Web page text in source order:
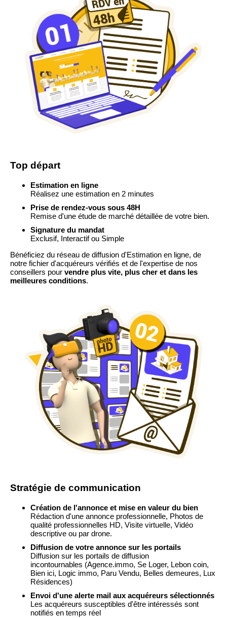
Top départ
Estimation en ligne
Réalisez une estimation en 2 minutes
Prise de rendez-vous sous 48H
Remise d'une étude de marché détaillée de votre bien.
Signature du mandat
Exclusif, Interactif ou Simple
Bénéficiez du réseau de diffusion d'Estimation en ligne, de
notre fichier d'acquéreurs vérifiés et de l'expertise de nos
conseillers pour vendre plus vite, plus cher et dans les
meilleures conditions.
Stratégie de communication
Création de l'annonce et mise en valeur du bien
Rédaction d'une annonce professionnelle, Photos de
qualité professionnelles HD, Visite virtuelle, Vidéo
descriptive ou par drone.
Diffusion de votre annonce sur les portails
Diffusion sur les portails de diffusion
incontournables (Agence.immo, Se Loger, Lebon coin,
Bien ici, Logic immo, Paru Vendu, Belles demeures, Lux
Résidences)
Envoi d'une alerte mail aux acquéreurs sélectionnés
Les acquéreurs susceptibles d'être intéressés sont
notifiés en temps réel